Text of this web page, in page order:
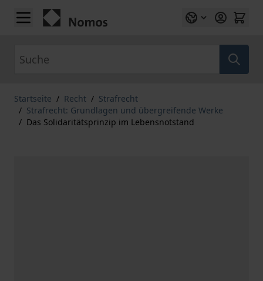
Zum Inhalt springen
Startseite / Recht / Strafrecht
/ Strafrecht: Grundlagen und übergreifende Werke
/ Das Solidaritätsprinzip im Lebensnotstand